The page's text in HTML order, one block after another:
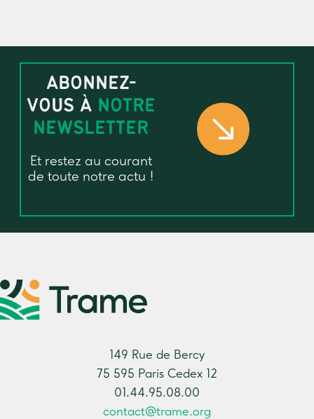
ABONNEZ-
VOUS À NOTRE
NEWSLETTER
Et restez au courant
de toute notre actu !
149 Rue de Bercy
75 595 Paris Cedex 12
01.44.95.08.00
contact@trame.org